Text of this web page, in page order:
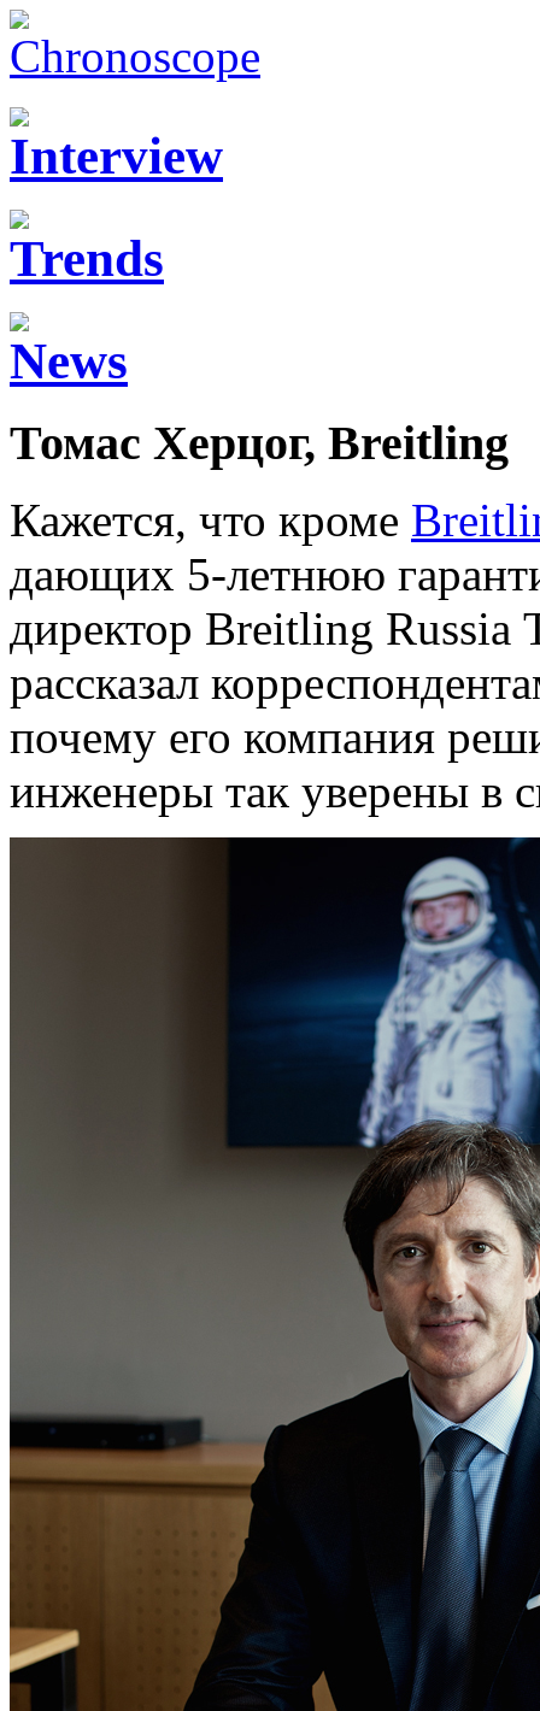
Томас Херцог, Breitling
Кажется, что кроме
дающих 5-летнюю
директор Breitling Russia
рассказал
почему его компания
инженеры так уверены в